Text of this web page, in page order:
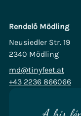
Rendelő Mödling
Neusiedler Str. 19
2340 Mödling
md@tinyfeet.at
+43 2236 866066